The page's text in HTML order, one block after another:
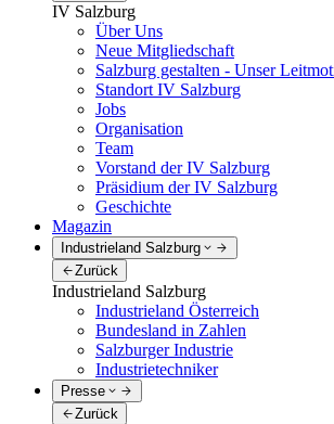
IV Salzburg
Über Uns
Neue Mitgliedschaft
Salzburg gestalten - Unser
Standort IV Salzburg
Jobs
Organisation
Team
Vorstand der IV Salzburg
Präsidium der IV Salzburg
Geschichte
Magazin
Industrieland Salzburg
Zurück
Industrieland Salzburg
Industrieland Österreich
Bundesland in Zahlen
Salzburger Industrie
Industrietechniker
Presse
Zurück